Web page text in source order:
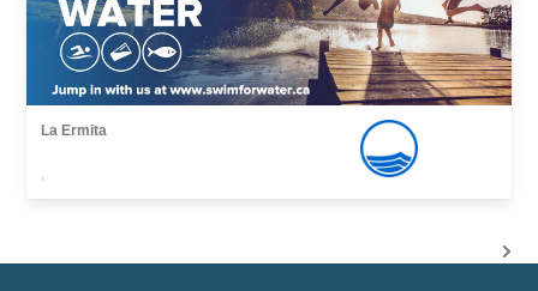
La Ermita
,